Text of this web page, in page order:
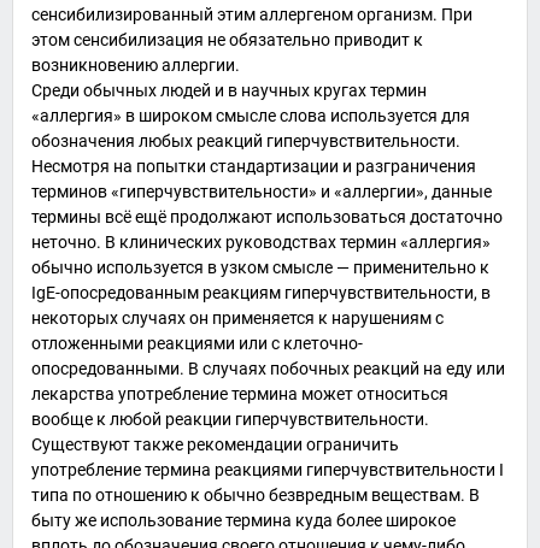
сенсибилизированный этим аллергеном организм. При
этом сенсибилизация не обязательно приводит к
возникновению аллергии.
Среди обычных людей и в научных кругах термин
«аллергия» в широком смысле слова используется для
обозначения любых реакций гиперчувствительности.
Несмотря на попытки стандартизации и разграничения
терминов «гиперчувствительности» и «аллергии», данные
термины всё ещё продолжают использоваться достаточно
неточно. В клинических руководствах термин «аллергия»
обычно используется в узком смысле — применительно к
IgE-опосредованным реакциям гиперчувствительности, в
некоторых случаях он применяется к нарушениям с
отложенными реакциями или с клеточно-
опосредованными. В случаях побочных реакций на еду или
лекарства употребление термина может относиться
вообще к любой реакции гиперчувствительности.
Существуют также рекомендации ограничить
употребление термина реакциями гиперчувствительности I
типа по отношению к обычно безвредным веществам. В
быту же использование термина куда более широкое